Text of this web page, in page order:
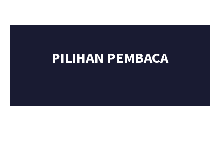
PILIHAN PEMBACA